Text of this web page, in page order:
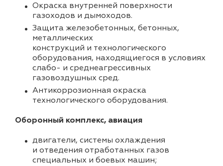
Окраска внутренней поверхности
газоходов и дымоходов.
Защита железобетонных, бетонных,
металлических
конструкций и технологического
оборудования, находящиегося в условиях
слабо- и среднеагрессивных
газовоздушных сред.
Антикоррозионная окраска
технологического оборудования.
Оборонный комплекс, авиация
двигатели, системы охлаждения
и отведения отработанных газов
специальных и боевых машин;